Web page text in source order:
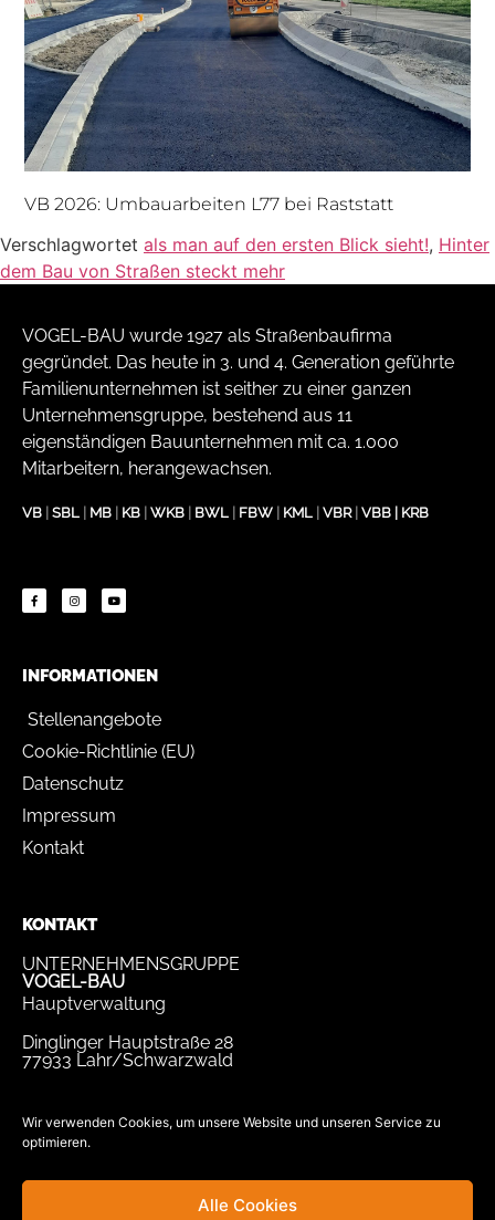
Wir verwenden Cookies, um unsere Website und unseren Service zu
optimieren.
Alle Cookies
VB 2026: Umbauarbeiten L77 bei Raststatt
Verschlagwortet als man auf den ersten Blick sieht!, Hinter
dem Bau von Straßen steckt mehr
VOGEL-BAU wurde 1927 als Straßenbaufirma
gegründet. Das heute in 3. und 4. Generation geführte
Familienunternehmen ist seither zu einer ganzen
Unternehmensgruppe, bestehend aus 11
eigenständigen Bauunternehmen mit ca. 1.000
Mitarbeitern, herangewachsen.
VB SBL MB KB WKB BWL FBW KML VBR| VBB KRB
INFORMATIONEN
Stellenangebote
Cookie-Richtlinie (EU)
Datenschutz
Impressum
Kontakt
KONTAKT
UNTERNEHMENSGRUPPE
VOGEL-BAU
Hauptverwaltung
Dinglinger Hauptstraße 28
77933 Lahr/Schwarzwald
bewerbung@vogel-bau.de
info@vogel-bau.de